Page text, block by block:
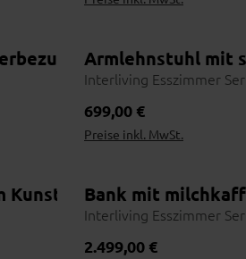
und Lederbezug in Grau
schwarzem
Wohnbeispiel
Armlehnstuhl mit
Interliving Esszimmer
Regulärer Preis:
699,00 €
Preise inkl. MwSt.
bequeme Sitzplätze am
Kunstlederbezug und
Bank mit
Interliving Esszimmer
Regulärer Preis:
2.499,00 €